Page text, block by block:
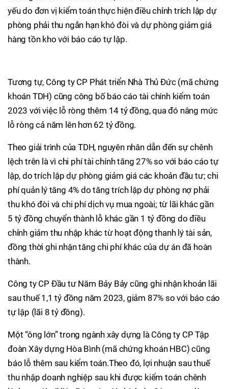
yếu do đơn vị kiểm toán thực hiện điều chỉnh trích lập dự
phòng phải thu ngắn hạn khó đòi và dự phòng giảm giá
hàng tồn kho với báo cáo tự lập.
Tương tự, Công ty CP Phát triển Nhà Thủ Đức (mã chứng
khoán TDH) cũng công bố báo cáo tài chính kiểm toán
2023 với việc lỗ ròng thêm 14 tỷ đồng, qua đó nâng mức
lỗ ròng cả năm lên hơn 62 tỷ đồng.
Theo giải trình của TDH, nguyên nhân dẫn đến sự chênh
lệch trên là vì chi phí tài chính tăng 27% so với báo cáo tự
lập, do trích lập dự phòng giảm giá các khoản đầu tư; chi
phí quản lý tăng 4% do tăng trích lập dự phòng nợ phải
thu khó đòi và chi phí dịch vụ mua ngoài; từ lãi khác gần
5 tỷ đồng chuyển thành lỗ khác gần 1 tỷ đồng do điều
chỉnh giảm thu nhập khác từ hoạt động thanh lý tài sản,
đồng thời ghi nhận tăng chi phí khác của dự án đã hoàn
thành.
Công ty CP Đầu tư Năm Bảy Bảy cũng ghi nhận khoản lãi
sau thuế 1,1 tỷ đồng năm 2023, giảm 87% so với báo cáo
tự lập (lãi 8 tỷ đồng).
Một “ông lớn” trong ngành xây dựng là Công ty CP Tập
đoàn Xây dựng Hòa Bình (mã chứng khoán HBC) cũng
báo lỗ thêm sau kiểm toán.Theo đó, lợi nhuận sau thuế
thu nhập doanh nghiệp sau khi được kiểm toán chênh